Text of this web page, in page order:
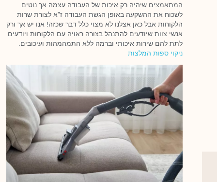
המתאמצים שיהיה רק איכות של העבודה עצמה אך נוטים
לשכוח את ההשקעה באופן הגשת העבודה ז”א לצורת שרות
הלקוחות אבל כאן אצלנו לא מצוי כלל דבר שכזה! אנו יש אך ורק
אנשי צוות שיודעים להתנהל בצורה ראויה עם הלקוחות ויודעים
לתת להם שירות איכותי וברמה ללא התמהמהות ועיכובים.
ניקוי ספות המלצות